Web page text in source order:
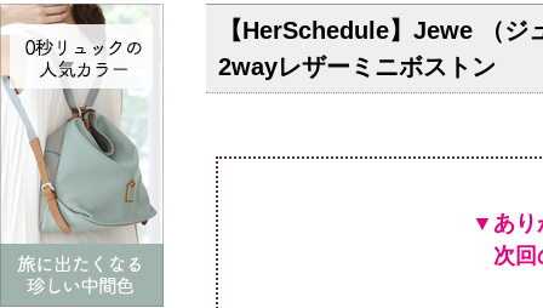
【HerSchedule】Jewe （
2wayレザーミニボストン
▼あり
次回